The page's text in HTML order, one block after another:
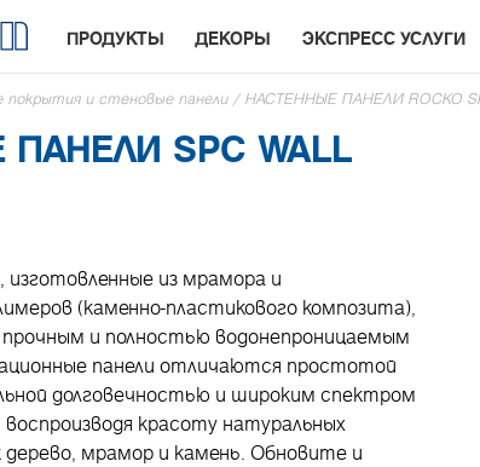
ПРОДУКТЫ ДЕКОРЫ ЭКСПРЕСС УСЛУГИ
покрытия и стеновые панели / НАСТЕННЫЕ ПАНЕЛИ ROCKO
SPC WALL
изготовленные из мрамора и
(каменно-пластикового композита),
и полностью водонепроницаемым
панели отличаются простотой
долговечностью и широким спектром
красоту натуральных
мрамор и камень. Обновите и